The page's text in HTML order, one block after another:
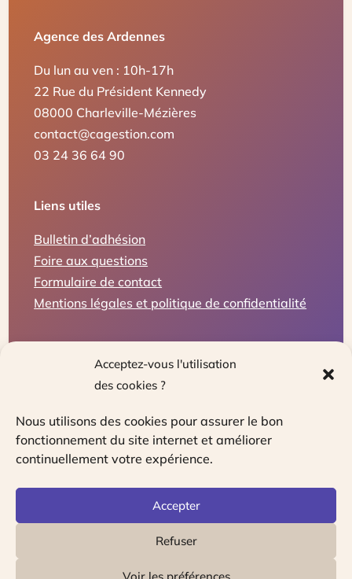
Acceptez-vous l'utilisation
des cookies ?
Nous utilisons des cookies pour assurer le bon
fonctionnement du site internet et améliorer
continuellement votre expérience.
Accepter
Refuser
Voir les préférences
Agence des Ardennes
Du lun au ven : 10h-17h
22 Rue du Président Kennedy
08000 Charleville-Mézières
contact@cagestion.com
03 24 36 64 90
Liens utiles
Bulletin d’adhésion
Foire aux questions
Formulaire de contact
Mentions légales et politique de confidentialité